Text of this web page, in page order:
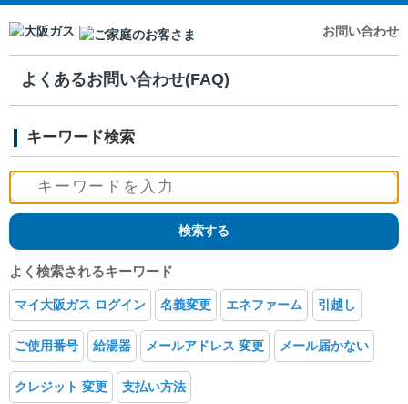
お問い合わせ
よくあるお問い合わせ(FAQ)
キーワード検索
よく検索されるキーワード
マイ大阪ガス ログイン 名義変更 エネファーム 引越し
ご使用番号 給湯器 メールアドレス 変更 メール届かない
クレジット 変更 支払い方法